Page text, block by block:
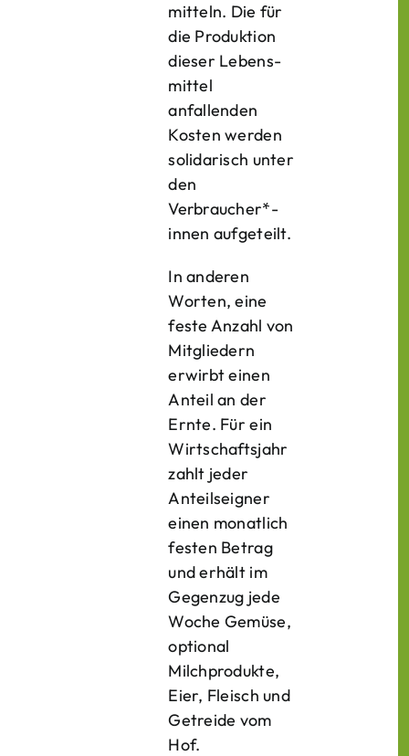
mitteln. Die für
die Produktion
dieser Lebens­
mittel
anfallenden
Kosten werden
solidarisch unter
den
Verbraucher*­
innen aufgeteilt.
In anderen
Worten, eine
feste Anzahl von
Mitgliedern
erwirbt einen
Anteil an der
Ernte. Für ein
Wirtschaftsjahr
zahlt jeder
Anteilseigner
einen monatlich
festen Betrag
und erhält im
Gegenzug jede
Woche Gemüse,
optional
Milchprodukte,
Eier, Fleisch und
Getreide vom
Hof.